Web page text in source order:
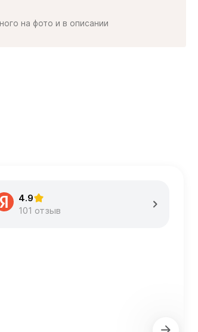
на фото и в описании
4.9
101 отзыв